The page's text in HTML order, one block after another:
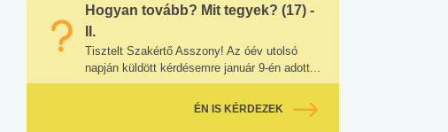
Hogyan tovább? Mit tegyek? (17) -
II.
Tisztelt Szakértő Asszony! Az óév utolsó
napján küldött kérdésemre január 9-én adott...
ÉN IS KÉRDEZEK